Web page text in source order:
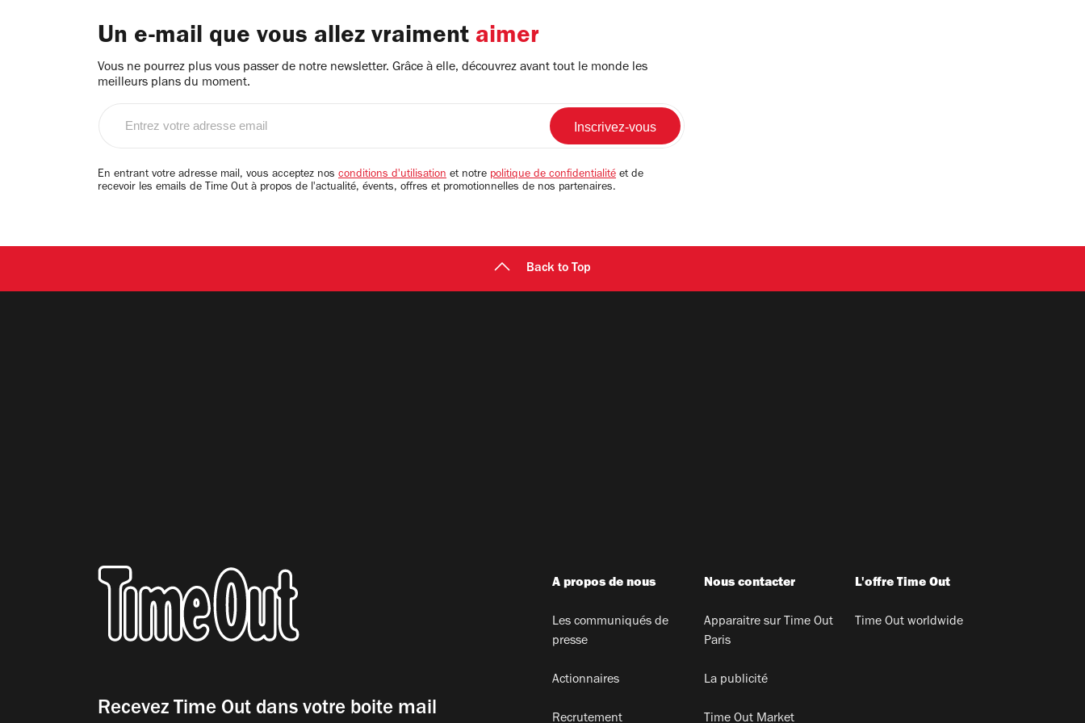
Un e-mail que vous allez vraiment aimer
Vous ne pourrez plus vous passer de notre newsletter. Grâce à elle, découvrez avant tout le monde les
meilleurs plans du moment.
email
En entrant votre adresse mail, vous acceptez nos conditions d'utilisation et notre politique de confidentialité et de
recevoir les emails de Time Out à propos de l'actualité, évents, offres et promotionnelles de nos partenaires.
Back to Top
Recevez Time Out dans votre boite mail
A propos de nous
Les communiqués de
presse
Actionnaires
Recrutement
Nous contacter
Apparaitre sur Time Out
Paris
La publicité
Time Out Market
L'offre Time Out
Time Out worldwide